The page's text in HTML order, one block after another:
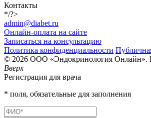
Контакты
*/?>
admin@diabet.ru
Онлайн-оплата на сайте
Записаться на консультацию
Политика конфиденциальности
© 2026 ООО «Эндокринология Онлайн».
Вверх
Регистрация для врача
* поля, обязательные для заполнения